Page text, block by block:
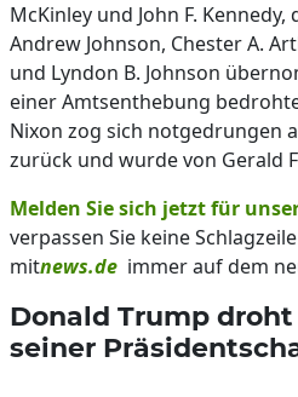
McKinley und John F.
Andrew Johnson, Chester A.
und Lyndon B. Johnson
einer Amtsenthebung
Nixon zog sich notgedrungen
zurück und wurde von Gerald
Melden Sie sich jetzt für
verpassen Sie keine
mitnews.de immer auf dem
Donald Trump
seiner